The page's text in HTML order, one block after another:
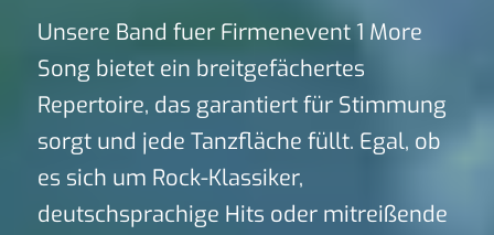
Unsere Band fuer Firmenevent 1 More
Song bietet ein breitgefächertes
Repertoire, das garantiert für Stimmung
sorgt und jede Tanzfläche füllt. Egal, ob
es sich um Rock-Klassiker,
deutschsprachige Hits oder mitreißende